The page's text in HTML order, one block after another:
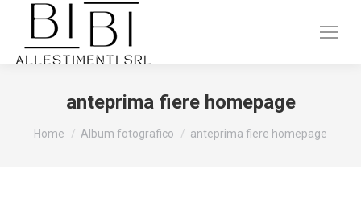
anteprima fiere homepage
Tu sei qui:
Home Album fotografico anteprima fiere homepage